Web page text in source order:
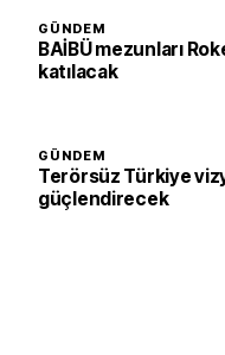
GÜNDEM
BAİBÜ mezunları
katılacak
GÜNDEM
Terörsüz Türkiye
güçlendirecek